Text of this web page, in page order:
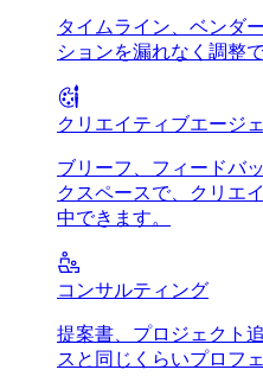
タイムライン、ベンダ
ションを漏れなく調整
クリエイティブエージ
ブリーフ、フィードバ
クスペースで、クリエ
中できます。
コンサルティング
提案書、プロジェクト
スと同じくらいプロフ